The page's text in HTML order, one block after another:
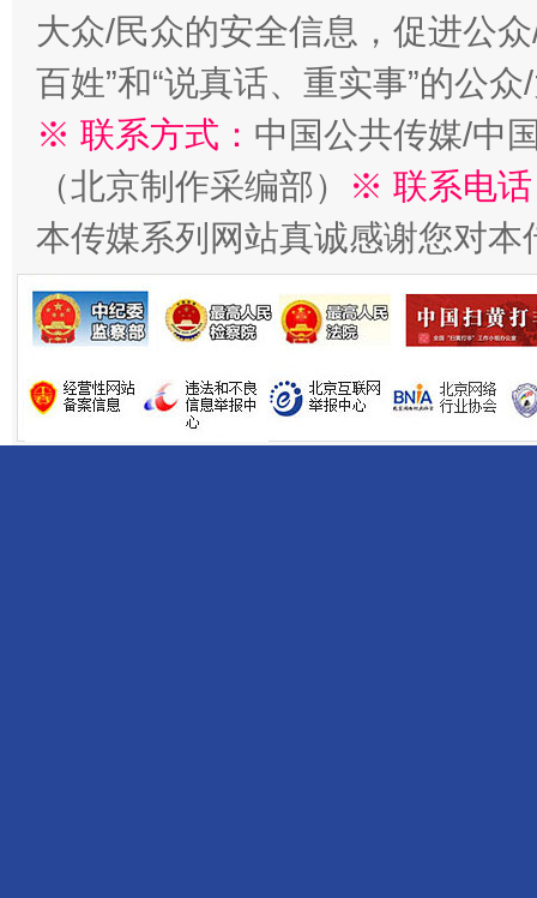
千年窑火 生生不息 一
揭开“小金库”的免责幌子
大众/民众的安全信息，促进公
百姓”和“说真话、重实事”的公
※ 联系方式： 中国公共传媒/中
（北京制作采编部）
※ 联系电
本传媒系列网站真诚感谢您对